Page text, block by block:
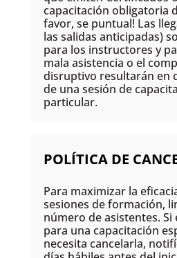
capacitación obligatoria
favor, se puntual! Las
las salidas anticipadas)
para los instructores y
mala asistencia o el
disruptivo resultarán en
de una sesión de
particular.
POLÍTICA DE
Para maximizar la
sesiones de formación,
número de asistentes.
para una capacitación
necesita cancelarla,